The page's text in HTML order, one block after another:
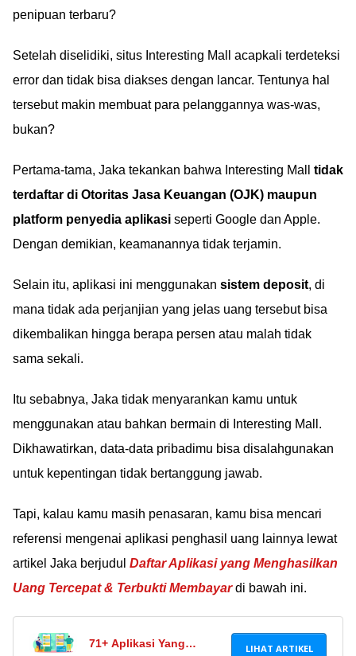
penipuan terbaru?
Setelah diselidiki, situs Interesting Mall acapkali terdeteksi
error dan tidak bisa diakses dengan lancar. Tentunya hal
tersebut makin membuat para pelanggannya was-was,
bukan?
Pertama-tama, Jaka tekankan bahwa Interesting Mall tidak
terdaftar di Otoritas Jasa Keuangan (OJK) maupun
platform penyedia aplikasi seperti Google dan Apple.
Dengan demikian, keamanannya tidak terjamin.
Selain itu, aplikasi ini menggunakan sistem deposit, di
mana tidak ada perjanjian yang jelas uang tersebut bisa
dikembalikan hingga berapa persen atau malah tidak
sama sekali.
Itu sebabnya, Jaka tidak menyarankan kamu untuk
menggunakan atau bahkan bermain di Interesting Mall.
Dikhawatirkan, data-data pribadimu bisa disalahgunakan
untuk kepentingan tidak bertanggung jawab.
Tapi, kalau kamu masih penasaran, kamu bisa mencari
referensi mengenai aplikasi penghasil uang lainnya lewat
artikel Jaka berjudul Daftar Aplikasi yang Menghasilkan
Uang Tercepat & Terbukti Membayardi bawah ini.
71+ Aplikasi Yang
LIHAT ARTIKEL